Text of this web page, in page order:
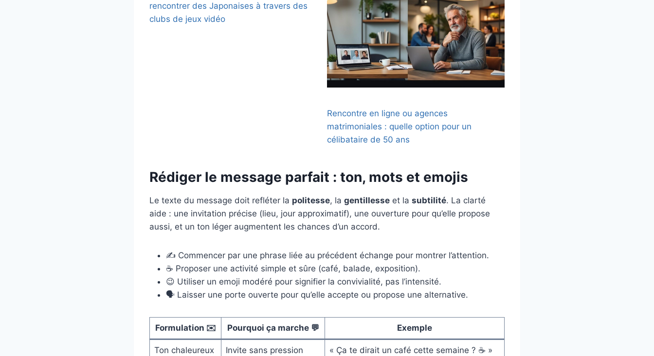
rencontrer des Japonaises à travers des
clubs de jeux vidéo
Rencontre en ligne ou agences
matrimoniales : quelle option pour un
célibataire de 50 ans
Rédiger le message parfait : ton, mots et emojis
Le texte du message doit refléter la politesse, la gentillesse et la subtilité. La clarté
aide : une invitation précise (lieu, jour approximatif), une ouverture pour qu’elle propose
aussi, et un ton léger augmentent les chances d’un accord.
✍️ Commencer par une phrase liée au précédent échange pour montrer l’attention.
☕ Proposer une activité simple et sûre (café, balade, exposition).
😉 Utiliser un emoji modéré pour signifier la convivialité, pas l’intensité.
🗣️ Laisser une porte ouverte pour qu’elle accepte ou propose une alternative.
Formulation ✉️ Pourquoi ça marche 💬 Exemple
Ton chaleureux Invite sans pression « Ça te dirait un café cette semaine ? ☕ »